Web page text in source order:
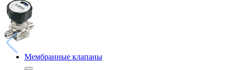
Мембранные клапаны